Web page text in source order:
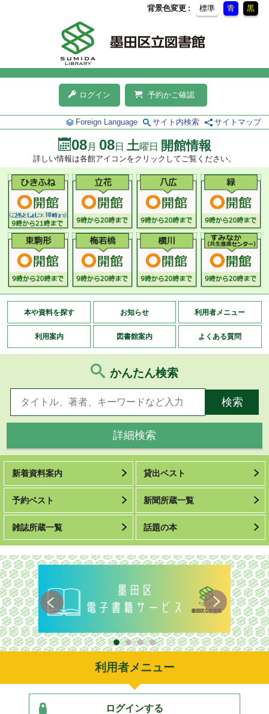
背景色変更 標準 青 黒
ログイン 予約かご確認
Foreign Language サイト内検索 サイトマップ
08月 08日 土曜日 開館情報
詳しい情報は各館アイコンをクリックしてご覧ください。
本や資料を探す お知らせ 利用者メニュー
利用案内 図書館案内 よくある質問
かんたん検索
詳細検索
新着資料案内 貸出ベスト
予約ベスト 新聞所蔵一覧
雑誌所蔵一覧 話題の本
利用者メニュー
ログインする